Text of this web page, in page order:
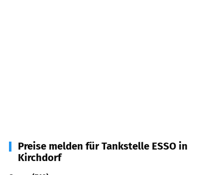
Preise melden für Tankstelle ESSO in
Kirchdorf